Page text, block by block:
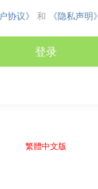
协议》 和 《隐私声明》
登录
繁體中文版